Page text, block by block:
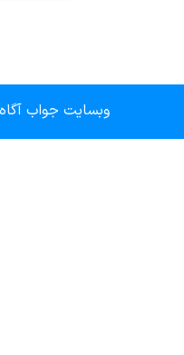
وبسایت جواب آگاه